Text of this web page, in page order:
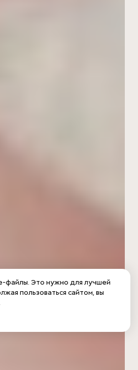
файлы. Это нужно для лучшей
пользоваться сайтом, вы